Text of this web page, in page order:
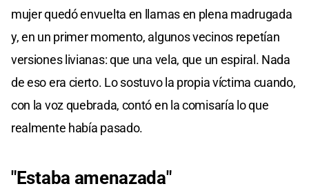
mujer quedó envuelta en llamas en plena madrugada
y, en un primer momento, algunos vecinos repetían
versiones livianas: que una vela, que un espiral. Nada
de eso era cierto. Lo sostuvo la propia víctima cuando,
con la voz quebrada, contó en la comisaría lo que
realmente había pasado.
"Estaba amenazada"